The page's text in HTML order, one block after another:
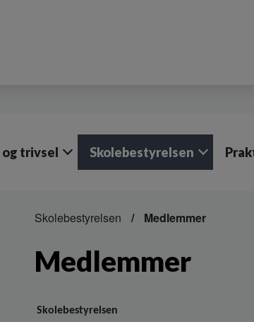
trivsel Skolebestyrelsen
Skolebestyrelsen Medlemmer
Medlemmer
Skolebestyrelsen